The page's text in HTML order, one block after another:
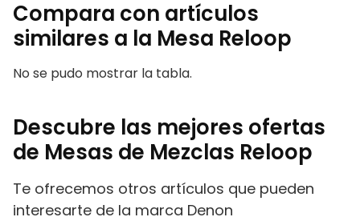
Compara con artículos
similares a la Mesa Reloop
No se pudo mostrar la tabla.
Descubre las mejores ofertas
de Mesas de Mezclas Reloop
Te ofrecemos otros artículos que pueden
interesarte de la marca Denon